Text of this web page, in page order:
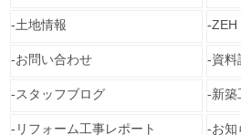
土地情報 ZEH
お問い合わせ 資料
スタッフブログ 新築
リフォーム工事レポート お知